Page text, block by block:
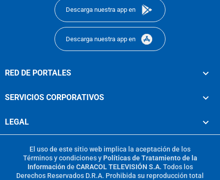
Descarga nuestra app en
Descarga nuestra app en
RED DE PORTALES
SERVICIOS CORPORATIVOS
LEGAL
El uso de este sitio web implica la aceptación de los
Términos y condicionesy Políticas de Tratamiento de la
Información de CARACOL TELEVISIÓN S.A. Todos los
Derechos Reservados D.R.A. Prohibida su reproducción total